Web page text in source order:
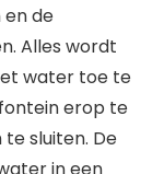
de
Alles wordt
water toe te
erop te
sluiten. De